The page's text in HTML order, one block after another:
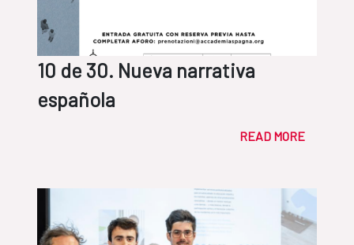
10 de 30. Nueva narrativa
española
READ MORE